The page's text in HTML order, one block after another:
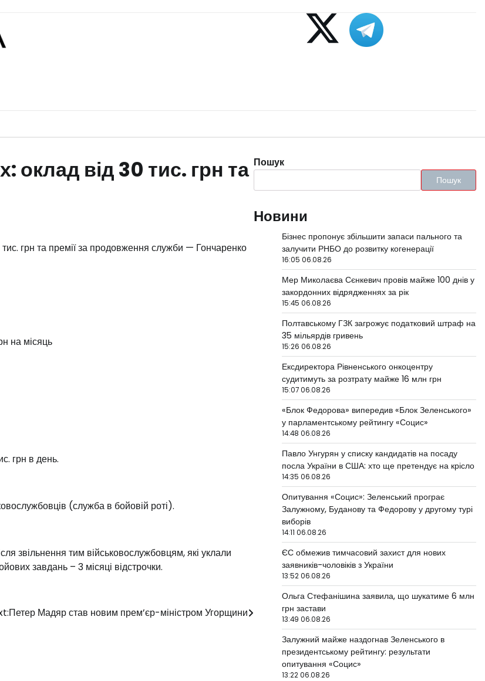
оклад від 30 тис. грн та
грн та премії за продовження служби — Гончаренко
на місяць
грн в день.
(служба в бойовій роті).
звільнення тим військовослужбовцям, які уклали
завдань – 3 місяці відстрочки.
Петер Мадяр став новим прем’єр-міністром Угорщини
Пошук
Пошук
Новини
Бізнес пропонує збільшити запаси пального та
залучити РНБО до розвитку когенерації
16:05 06.08.26
Мер Миколаєва Сєнкевич провів майже 100 днів у
закордонних відрядженнях за рік
15:45 06.08.26
Полтавському ГЗК загрожує податковий штраф на
35 мільярдів гривень
15:26 06.08.26
Ексдиректора Рівненського онкоцентру
судитимуть за розтрату майже 16 млн грн
15:07 06.08.26
«Блок Федорова» випередив «Блок Зеленського»
у парламентському рейтингу «Социс»
14:48 06.08.26
Павло Унгурян у списку кандидатів на посаду
посла України в США: хто ще претендує на крісло
14:35 06.08.26
Опитування «Социс»: Зеленський програє
Залужному, Буданову та Федорову у другому турі
виборів
14:11 06.08.26
ЄС обмежив тимчасовий захист для нових
заявників-чоловіків з України
13:52 06.08.26
Ольга Стефанішина заявила, що шукатиме 6 млн
грн застави
13:49 06.08.26
Залужний майже наздогнав Зеленського в
президентському рейтингу: результати
опитування «Социс»
13:22 06.08.26